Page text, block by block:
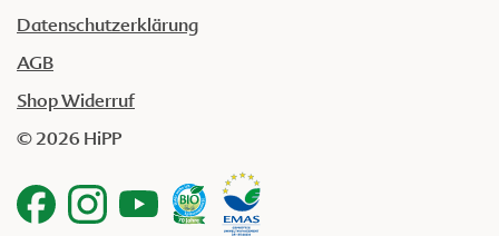
Datenschutzerklärung
AGB
Shop Widerruf
© 2026 HiPP